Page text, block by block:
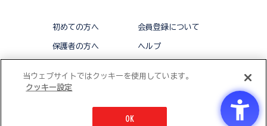
初めての方へ 会員登録について
保護者の方へ ヘルプ
© BANDAI CO.,LTD 2015 ALL RIGHTS RESERVED
当ウェブサイトではクッキーを使用しています。
クッキー設定
OK